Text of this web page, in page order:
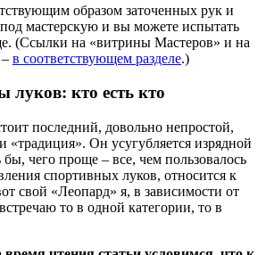
образом заточенных рук и
мастерскую и вы можете испытать
(Ссылки на «витрины Мастеров» и на
в соответствующем разделе.)
луков: кто есть кто
последний, довольно непростой,
«традиция». Он усугубляется изрядной
чего проще – все, чем пользовалось
спортивных луков, относится к
свой «Леопард» я, в зависимости от
то в одной категории, то в